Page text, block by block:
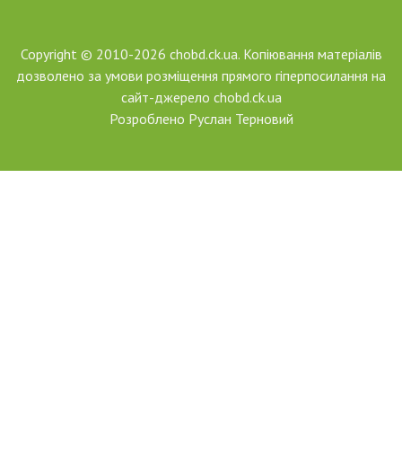
Copyright © 2010-2026 chobd.ck.ua. Копіювання матеріалів
дозволено за умови розміщення прямого гіперпосилання на
сайт-джерело chobd.ck.ua
Розроблено Руслан Терновий